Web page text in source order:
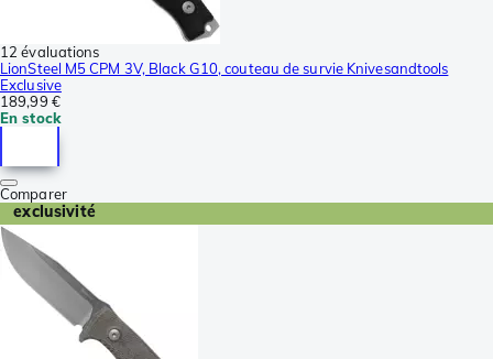
12 évaluations
LionSteel M5 CPM 3V, Black G10, couteau de survie Knivesandtools
Exclusive
189,99 €
En stock
Comparer
exclusivité